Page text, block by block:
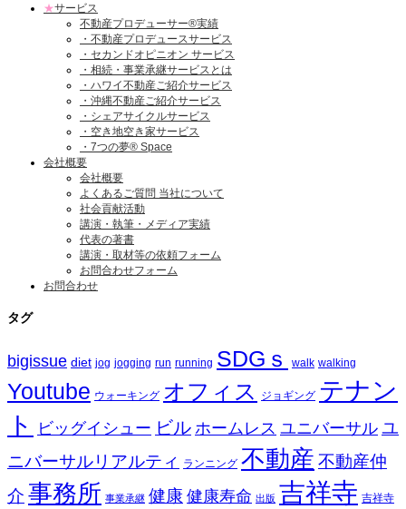
★サービス
不動産プロデューサー®実績
・不動産プロデュースサービス
・セカンドオピニオン サービス
・相続・事業承継サービスとは
・ハワイ不動産ご紹介サービス
・沖縄不動産ご紹介サービス
・シェアサイクルサービス
・空き地空き家サービス
・7つの夢® Space
会社概要
会社概要
よくあるご質問 当社について
社会貢献活動
講演・執筆・メディア実績
代表の著書
講演・取材等の依頼フォーム
お問合わせフォーム
お問合わせ
タグ
bigissue diet jog jogging run running SDGｓ walk walking
Youtube ウォーキング オフィス ジョギング テナン
ト
ビッグイシュー ビル ホームレス ユニバーサルユ
ニバーサルリアルティ
ランニング 不動産 不動産仲
介 事務所 事業承継 健康健康寿命 出版 吉祥寺 吉祥寺